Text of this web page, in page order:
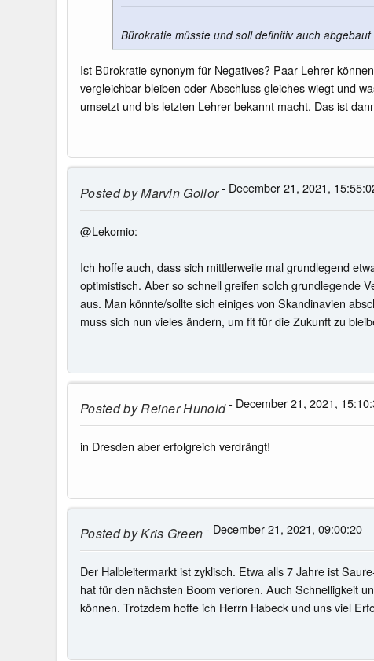
Bürokratie müsste und soll definitiv auch abgebaut
Ist Bürokratie synonym für Negatives? Paar Lehrer
vergleichbar bleiben oder Abschluss gleiches wiegt und
umsetzt und bis letzten Lehrer bekannt macht. Das ist
Posted byMarvin Gollor- December 21, 2021,
@Lekomio:
Ich hoffe auch, dass sich mittlerweile mal grundlegend
optimistisch. Aber so schnell greifen solch grundlegende
aus. Man könnte/sollte sich einiges von Skandinavien
muss sich nun vieles ändern, um fit für die Zukunft zu
Posted byReiner Hunold- December 21, 2021,
in Dresden aber erfolgreich verdrängt!
Posted byKris Green- December 21, 2021, 09:00:20
Der Halbleitermarkt ist zyklisch. Etwa alls 7 Jahre ist
hat für den nächsten Boom verloren. Auch Schnelligkeit
können. Trotzdem hoffe ich Herrn Habeck und uns viel